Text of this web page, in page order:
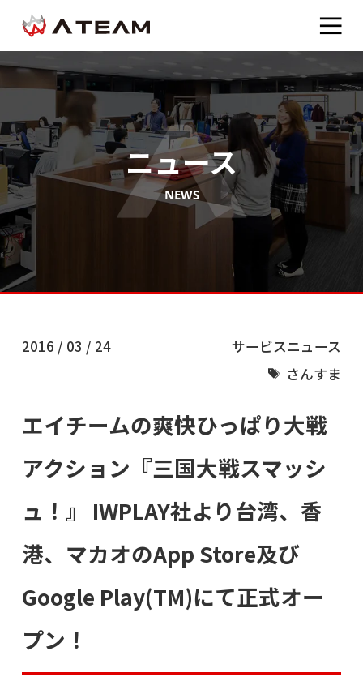
ニュース
NEWS
2016 / 03 / 24
サービスニュース
さんすま
エイチームの爽快ひっぱり大戦
アクション『三国大戦スマッシ
ュ！』 IWPLAY社より台湾、香
港、マカオのApp Store及び
Google Play(TM)にて正式オー
プン！